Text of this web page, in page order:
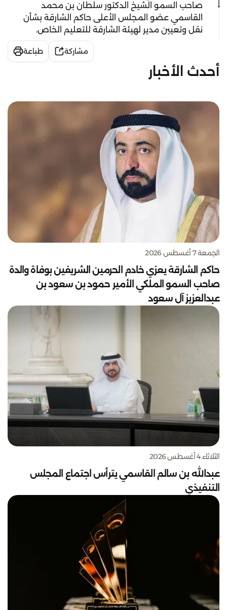
صاحب السمو الشيخ الدكتور سلطان بن محمد
القاسمي عضو المجلس الأعلى حاكم الشارقة بشأن
نقل وتعيين مدير لهيئة الشارقة للتعليم الخاص.
مشاركة طباعة
أحدث الأخبار
الجمعة 7 أغسطس 2026
حاكم الشارقة يعزي خادم الحرمين الشريفين بوفاة والدة
صاحب السمو الملكي الأمير حمود بن سعود بن
عبدالعزيز آل سعود
الثلاثاء 4 أغسطس 2026
عبدالله بن سالم القاسمي يترأس اجتماع المجلس
التنفيذي